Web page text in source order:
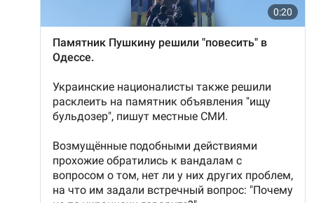
В 1945 году женщина устроилась в больницу в
городе Виши, став помогать сиротам и старикам,
в монастырь в Савойе, а в 2009 году в возрасте 105
лет перешла в другой монастырь в Тулоне. Однако
в 2010-х годах она была слепой и прикованной к
инвалидному креслу, из-за чего была вынуждена
переехать в дом престарелых. В 2021 году Рандон
заболела COVID-19, однако болезнь протекала
бессимптомно и она смогла оправиться. 17 января
2023 года Люсиль Рандон умерла во сне, совсем
немного не дожив до 119 лет.